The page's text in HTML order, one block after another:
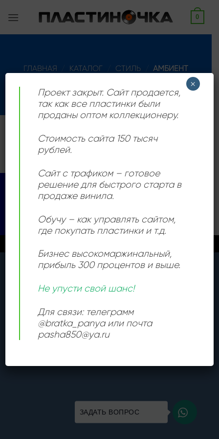
0
ГЛАВНАЯ КАТАЛОГ СТИЛЬ
АМБИЕНТ
ФИЛЬТРАЦИЯ
Товаров, соответствующих вашему запросу, не
Visa PayPal Stripe MasterCard
Cash
Copyright 2026 ©Все права защищены
ЗАДАТЬ ВОПРОС
Проект закрыт. Сайт продается,
так как все пластинки были
проданы оптом коллекционеру.
Стоимость сайта 150 тысяч
рублей.
Сайт с трафиком – готовое
решение для быстрого старта в
продаже винила.
Обучу – как управлять сайтом,
где покупать пластинки и т.д.
Бизнес высокомаржинальный,
прибыль 300 процентов и выше.
Не упусти свой шанс!
Для связи: телеграмм
@bratka_panya или почта
pasha850@ya.ru
×